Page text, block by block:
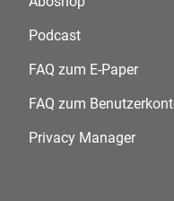
Podcast
FAQ zum E-Paper
FAQ zum
Privacy Manager